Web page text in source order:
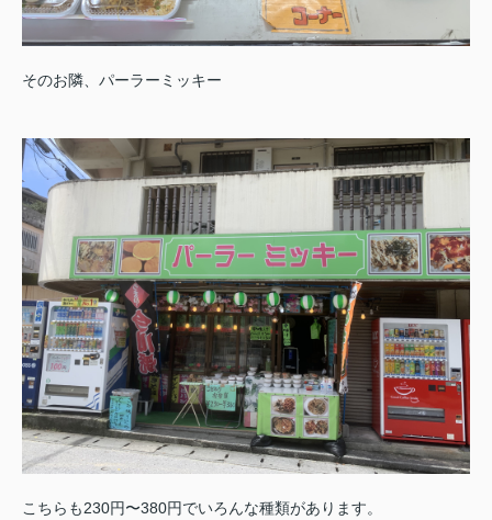
そのお隣、パーラーミッキー
こちらも230円〜380円でいろんな種類があります。